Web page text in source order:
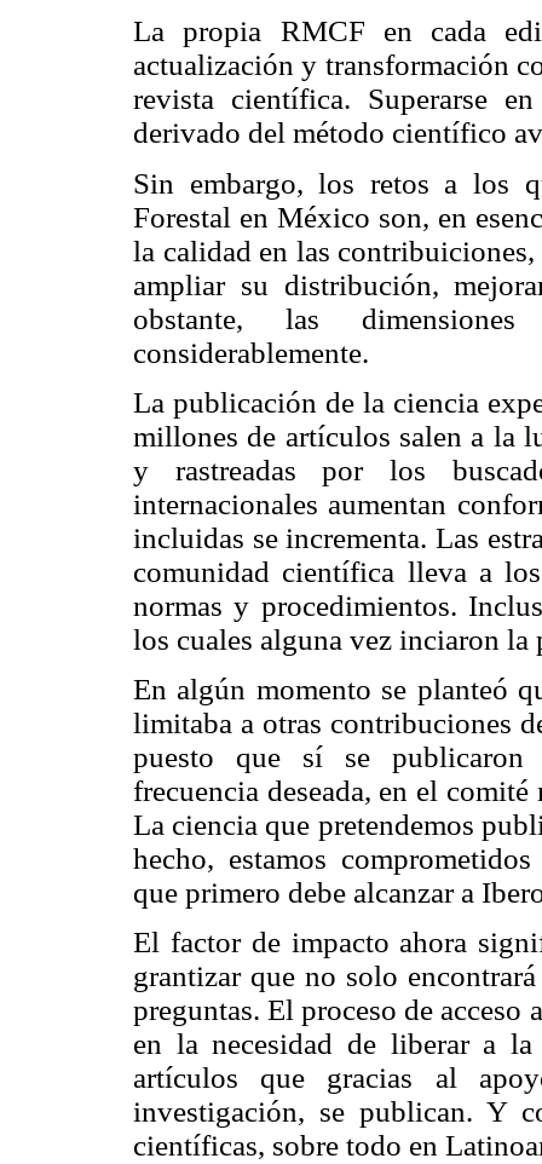
La propia RMCF en cada
actualización y transformación
revista científica. Superarse
derivado del método científico
Sin embargo, los retos a los
Forestal en México son, en
la calidad en las
ampliar su distribución,
obstante, las
considerablemente.
La publicación de la ciencia
millones de artículos salen a la
y rastreadas por los
internacionales aumentan
incluidas se incrementa. Las
comunidad científica lleva a
normas y procedimientos.
los cuales alguna vez inciaron
En algún momento se planteó
limitaba a otras contribuciones
puesto que sí se publicaron
frecuencia deseada, en el
La ciencia que pretendemos
hecho, estamos
que primero debe alcanzar a
El factor de impacto ahora
grantizar que no solo
preguntas. El proceso de acceso
en la necesidad de liberar a
artículos que gracias al
investigación, se publican. Y
científicas, sobre todo en